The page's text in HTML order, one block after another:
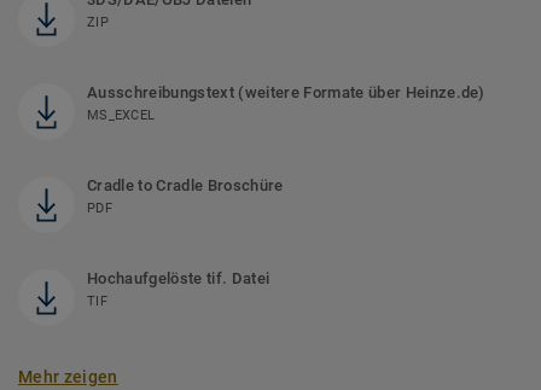
ZIP
Ausschreibungstext (weitere Formate über Heinze.de)
MS_EXCEL
Cradle to Cradle Broschüre
PDF
Hochaufgelöste tif. Datei
TIF
Mehr zeigen